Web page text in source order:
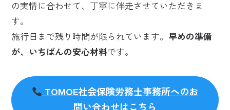
の実情に合わせて、丁寧に伴走させていただきま
す。
施行日まで残り時間が限られています。 早めの準備
が、いちばんの安心材料です。
TOMOE社会保険労務士事務所へのお
問い合わせはこちら